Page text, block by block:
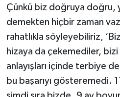
Çünkü biz doğruya doğru,
demekten hiçbir zaman
rahatlıkla söyleyebiliriz,
hizaya da çekemediler,
anlayışları içinde terbiye
bu başarıyı gösteremedi.